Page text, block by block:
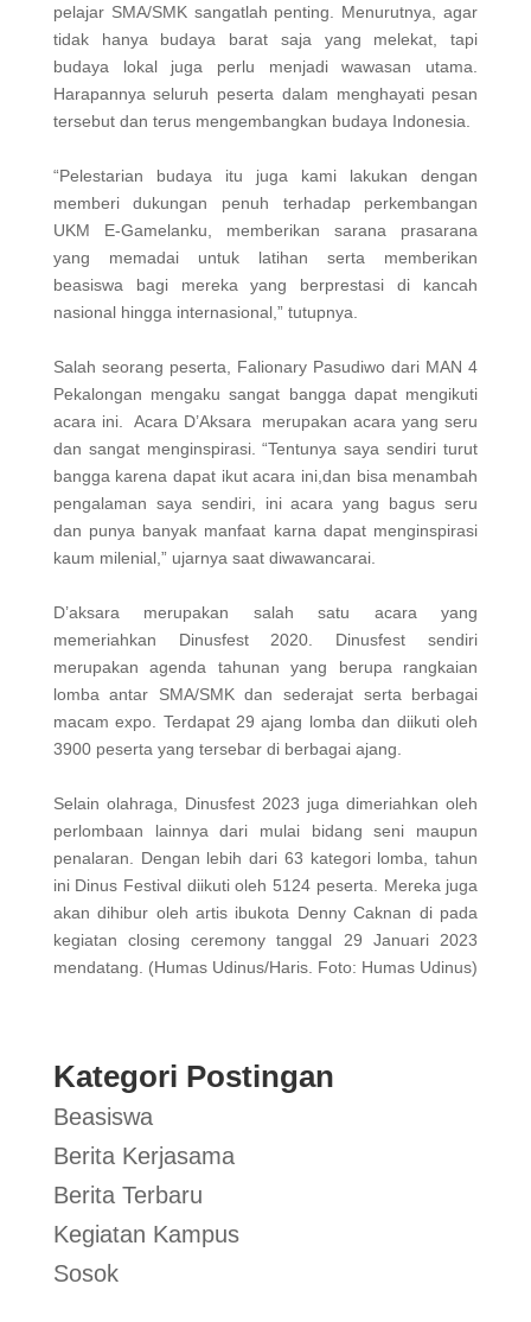
pelajar SMA/SMK sangatlah penting. Menurutnya, agar
tidak hanya budaya barat saja yang melekat, tapi
budaya lokal juga perlu menjadi wawasan utama.
Harapannya seluruh peserta dalam menghayati pesan
tersebut dan terus mengembangkan budaya Indonesia.
“Pelestarian budaya itu juga kami lakukan dengan
memberi dukungan penuh terhadap perkembangan
UKM E-Gamelanku, memberikan sarana prasarana
yang memadai untuk latihan serta memberikan
beasiswa bagi mereka yang berprestasi di kancah
nasional hingga internasional,” tutupnya.
Salah seorang peserta, Falionary Pasudiwo dari MAN 4
Pekalongan mengaku sangat bangga dapat mengikuti
acara ini. Acara D’Aksara merupakan acara yang seru
dan sangat menginspirasi. “Tentunya saya sendiri turut
bangga karena dapat ikut acara ini,dan bisa menambah
pengalaman saya sendiri, ini acara yang bagus seru
dan punya banyak manfaat karna dapat menginspirasi
kaum milenial,” ujarnya saat diwawancarai.
D’aksara merupakan salah satu acara yang
memeriahkan Dinusfest 2020. Dinusfest sendiri
merupakan agenda tahunan yang berupa rangkaian
lomba antar SMA/SMK dan sederajat serta berbagai
macam expo. Terdapat 29 ajang lomba dan diikuti oleh
3900 peserta yang tersebar di berbagai ajang.
Selain olahraga, Dinusfest 2023 juga dimeriahkan oleh
perlombaan lainnya dari mulai bidang seni maupun
penalaran. Dengan lebih dari 63 kategori lomba, tahun
ini Dinus Festival diikuti oleh 5124 peserta. Mereka juga
akan dihibur oleh artis ibukota Denny Caknan di pada
kegiatan closing ceremony tanggal 29 Januari 2023
mendatang. (Humas Udinus/Haris. Foto: Humas Udinus)
Kategori Postingan
Beasiswa
Berita Kerjasama
Berita Terbaru
Kegiatan Kampus
Sosok